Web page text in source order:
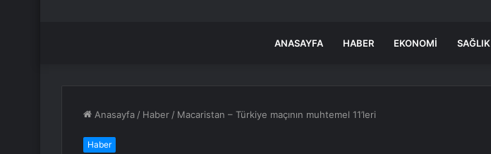
ANASAYFA HABER EKONOMI SAĞLIK
Anasayfa / Haber / Macaristan – Türkiye maçının muhtemel 11’leri
Haber